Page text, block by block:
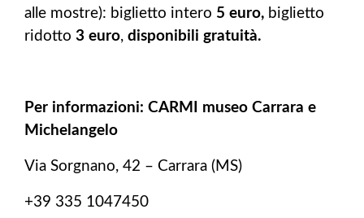
alle mostre): biglietto intero 5 euro, biglietto
ridotto 3 euro, disponibili gratuità.
Per informazioni: CARMI museo Carrara e
Michelangelo
Via Sorgnano, 42 – Carrara (MS)
+39 335 1047450